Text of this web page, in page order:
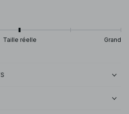
Taille réelle Grand